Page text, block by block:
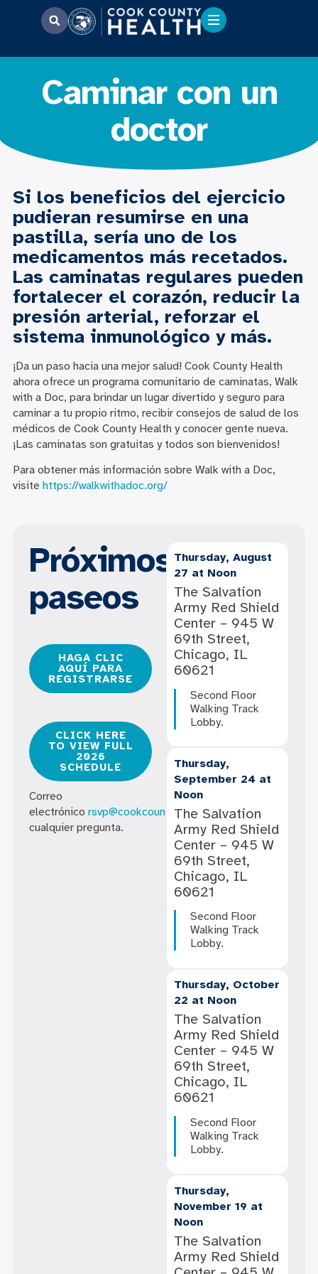
Caminar con un
doctor
Si los beneficios del ejercicio
pudieran resumirse en una
pastilla, sería uno de los
medicamentos más recetados.
Las caminatas regulares pueden
fortalecer el corazón, reducir la
presión arterial, reforzar el
sistema inmunológico y más.
¡Da un paso hacia una mejor salud! Cook County Health
ahora ofrece un programa comunitario de caminatas, Walk
with a Doc, para brindar un lugar divertido y seguro para
caminar a tu propio ritmo, recibir consejos de salud de los
médicos de Cook County Health y conocer gente nueva.
¡Las caminatas son gratuitas y todos son bienvenidos!
Para obtener más información sobre Walk with a Doc,
visite https://walkwithadoc.org/
Próximos
paseos
HAGA CLIC
AQUÍ PARA
REGISTRARSE
CLICK HERE
TO VIEW FULL
2026
SCHEDULE
Correo
electrónicorsvp@cookcountyhhs.orgCon
cualquier pregunta.
Thursday, August
27 at Noon
The Salvation
Army Red Shield
Center – 945 W
69th Street,
Chicago, IL
60621
Second Floor
Walking Track
Lobby.
Thursday,
September 24 at
Noon
The Salvation
Army Red Shield
Center – 945 W
69th Street,
Chicago, IL
60621
Second Floor
Walking Track
Lobby.
Thursday, October
22 at Noon
The Salvation
Army Red Shield
Center – 945 W
69th Street,
Chicago, IL
60621
Second Floor
Walking Track
Lobby.
Thursday,
November 19 at
Noon
The Salvation
Army Red Shield